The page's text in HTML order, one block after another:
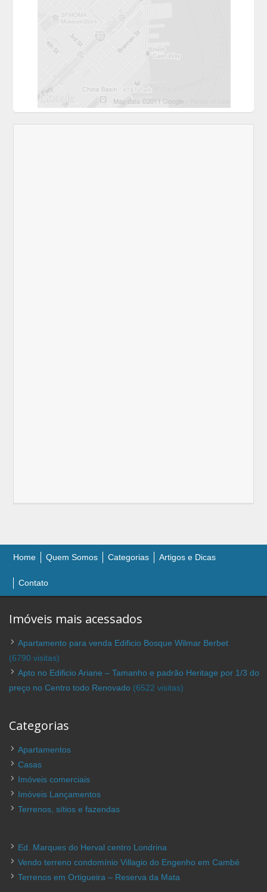
Home Quem Somos Categorias Artigos e Dicas
Contato
Imóveis mais acessados
Apartamento para venda Edificio Bosque Wilmar Berbet
(6790 visitas)
Apto no Edificio Ariane – Tamanho e padrão Heritage por 1/3 do
preço no Centro todo Renovado (6522 visitas)
Categorias
Apartamentos
Casas
Imóveis comerciais
Imóveis Lançamentos
Terrenos, sítios e fazendas
Ed. Marques do Herval centro Londrina
Vendo terreno condomínio Villagio do Engenho em Cambé
Terrenos em Ortigueira – Reserva da Mata